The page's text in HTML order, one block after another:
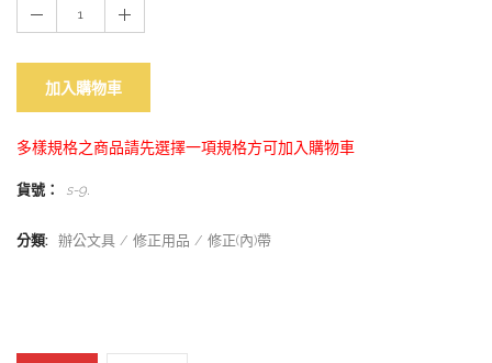
加入購物車
多樣規格之商品請先選擇一項規格方可加入購物車
貨號： s-9.
分類: 辦公文具 修正用品 修正(內)帶